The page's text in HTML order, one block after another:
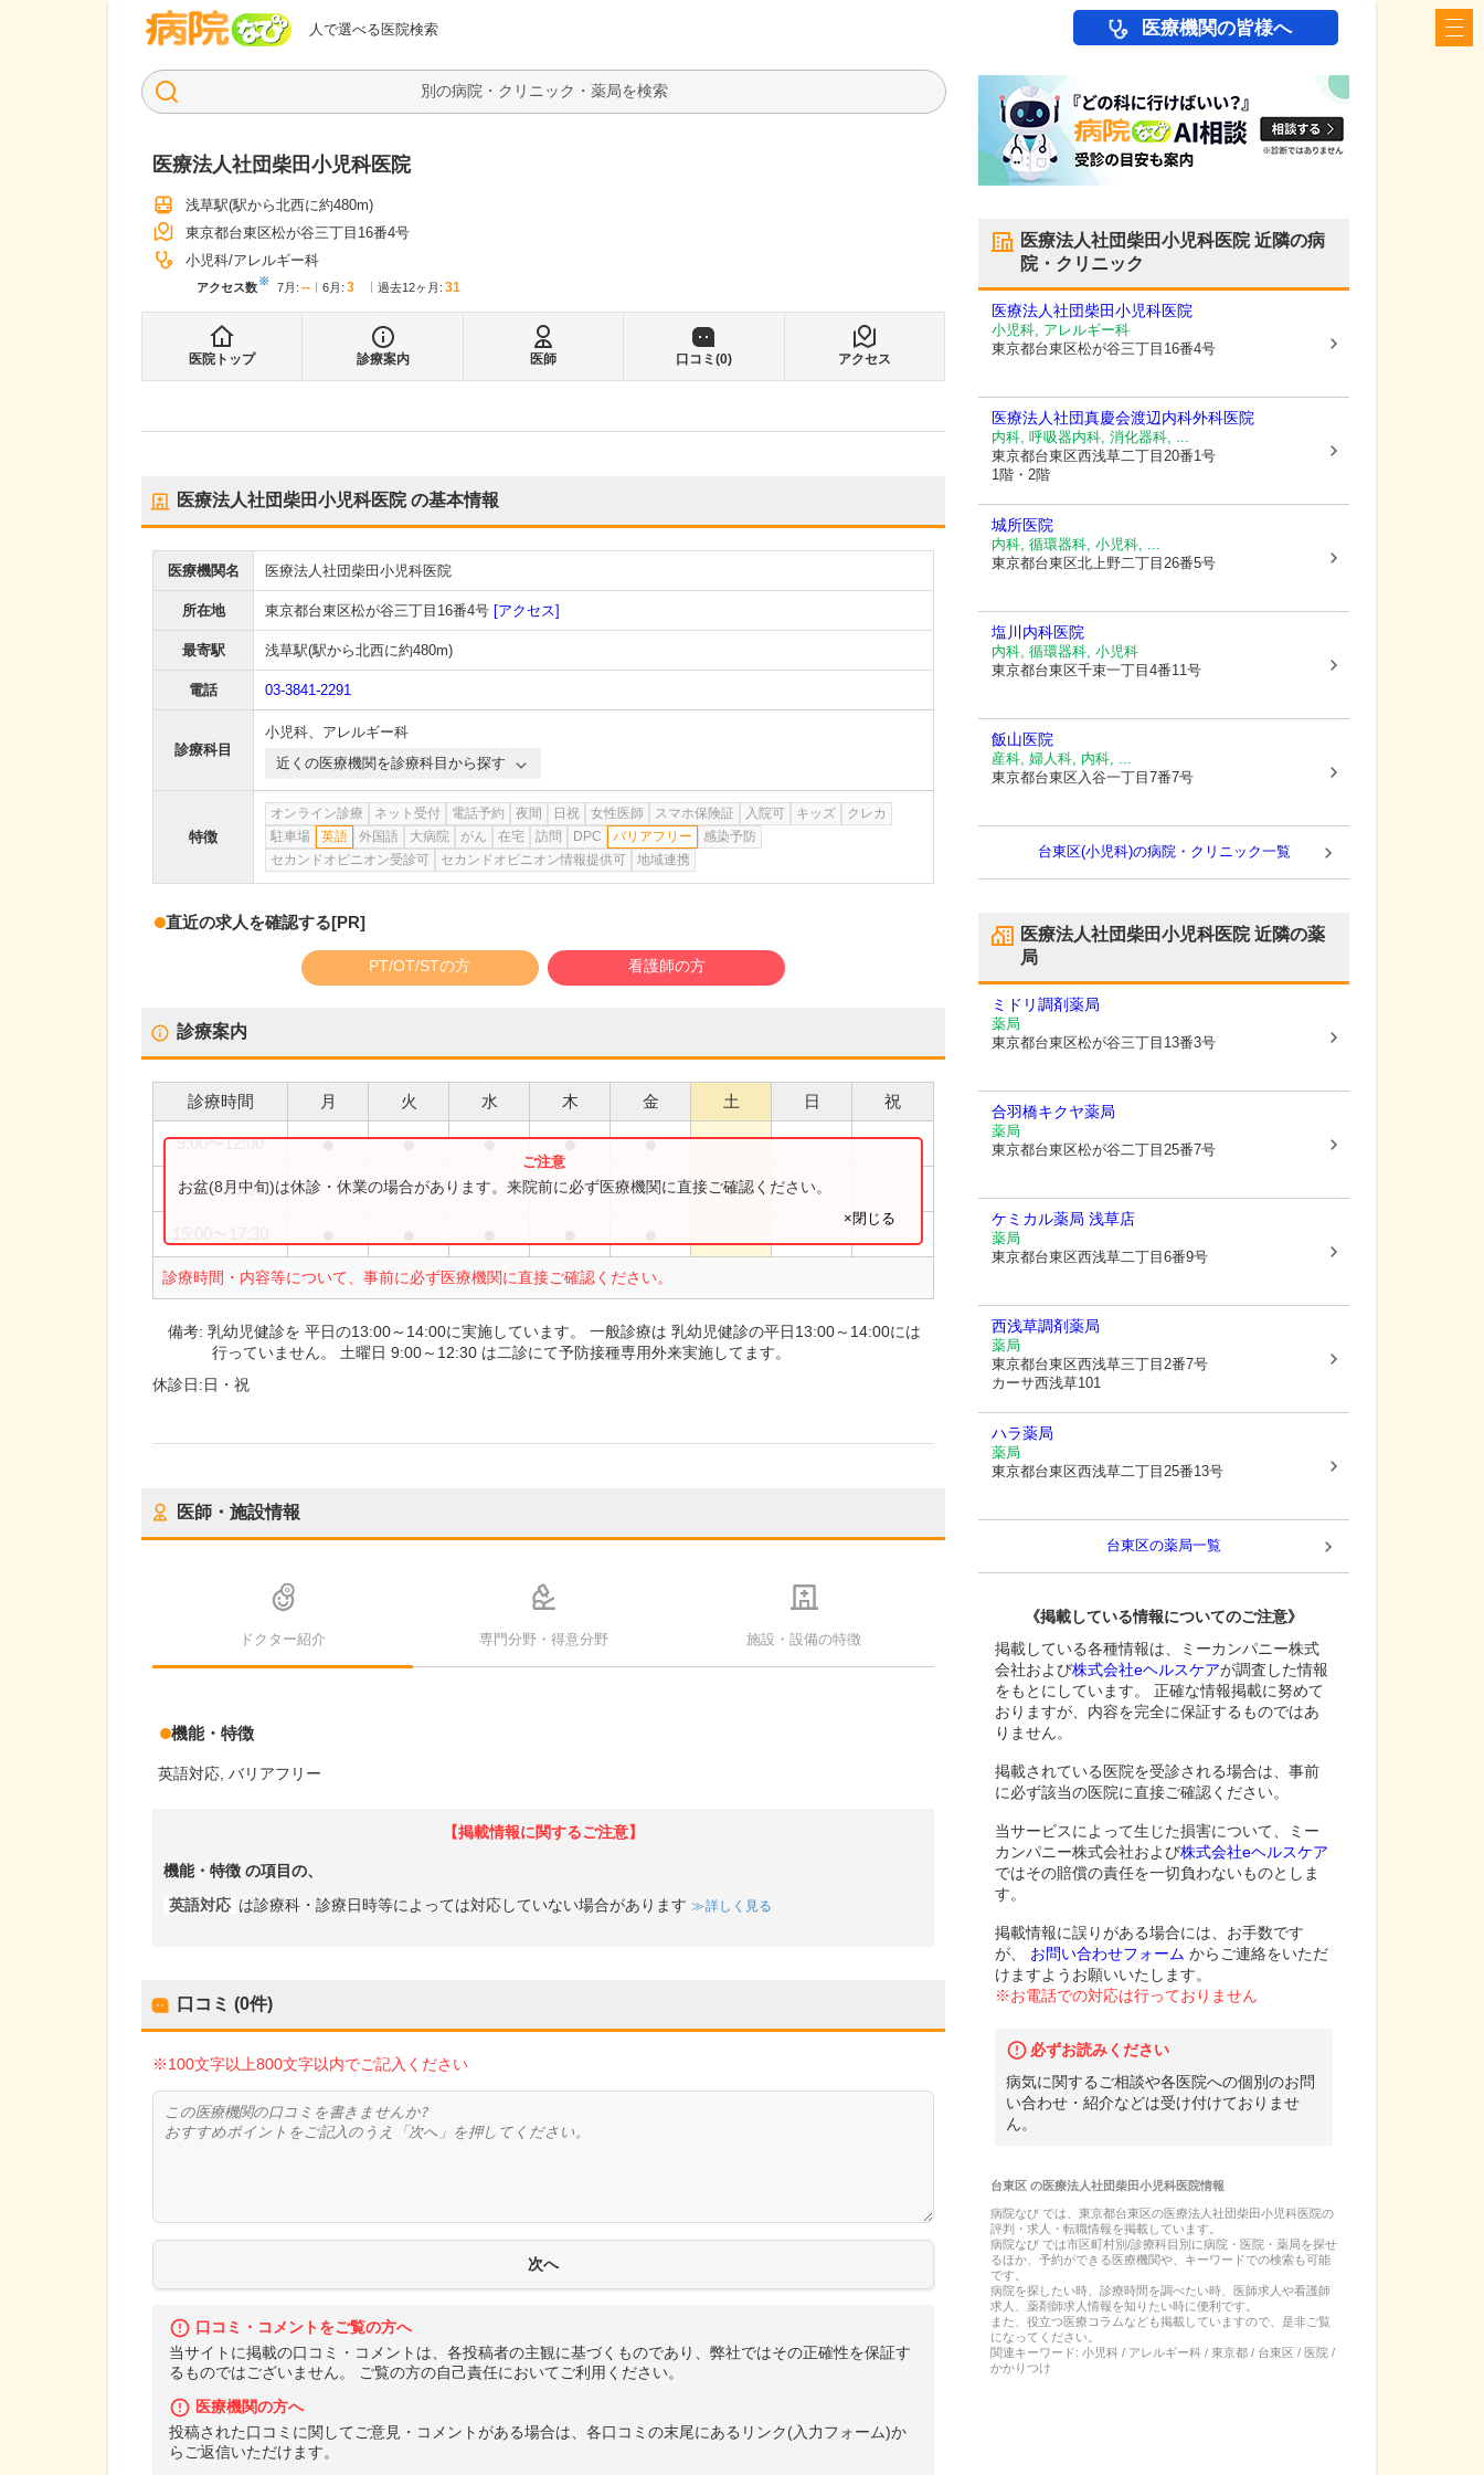
人で選べる医院検索
病院なび 医療機関の皆様へ
検索
医療法人社団柴田小児科医院
浅草駅(駅から北西に約480m)
東京都台東区松が谷三丁目16番4号
小児科 アレルギー科
アクセス数※ 7月 : -- 6月 : 3 過去12ヶ月: 31
医院トップ 診療案内 医師 口コミ(0) アクセス
医療法人社団柴田小児科医院の基本情報
医療機関名 医療法人社団柴田小児科医院
所在地 東京都台東区松が谷三丁目16番4号 [アクセス]
最寄駅 浅草駅(駅から北西に約480m)
電話 03-3841-2291
診療科目
小児科、 アレルギー科
近くの医療機関を診療科目から探す
特徴
オンライン診療 ネット受付 電話予約 夜間 日祝 女性医師 スマホ保険証 入院可 キッズ
クレカ
駐車場
英語 外国語 大病院 がん 在宅 訪問 DPC バリアフリー
感染予防
セカンドオピニオン受診可
セカンドオピニオン情報提供可 地域連携
直近の求人を確認する[PR]
PT/OT/STの方 看護師の方
診療案内
診療時間 月 火 水 木 金 土 日 祝
9:00〜12:00 ● ● ● ● ●
9:00〜13:00 ●
診療時間・内容等について、事前に必ず医療機関に直接ご確認ください。
お盆(8月中旬)は休診・休業の場合があります。来院前に必ず医療機関に直接ご確認ください。
×閉じる
備考:乳幼児健診を 平日の13:00～14:00に実施しています。 一般診療は 乳幼児健診の平日13:00～14:00には
行っていません。 土曜日 9:00～12:30 は二診にて予防接種専用外来実施してます。
休診日:日・祝
医師・施設情報
ドクター紹介 専門分野・得意分野 施設・設備の特徴
機能・特徴
英語対応 バリアフリー
【掲載情報に関するご注意】
機能・特徴 の項目の、
英語対応 は診療科・診療日時等によっては対応していない場合があります 詳しく見る
口コミ (0件)
※100文字以上800文字以内でご記入ください
口コミ・コメントをご覧の方へ
当サイトに掲載の口コミ・コメントは、各投稿者の主観に基づくものであり、弊社ではその正確性を保証す
るものではございません。 ご覧の方の自己責任においてご利用ください。
医療機関の方へ
投稿された口コミに関してご意見・コメントがある場合は、各口コミの末尾にあるリンク(入力フォーム)か
らご返信いただけます。
医療法人社団柴田小児科医院近隣の病
院・クリニック
医療法人社団柴田小児科医院
小児科, アレルギー科
東京都台東区松が谷三丁目16番4号
医療法人社団真慶会渡辺内科外科医院
内科, 呼吸器内科, 消化器科, ...
東京都台東区西浅草二丁目20番1号
1階・2階
城所医院
内科, 循環器科, 小児科, ...
東京都台東区北上野二丁目26番5号
塩川内科医院
内科, 循環器科, 小児科
東京都台東区千束一丁目4番11号
飯山医院
産科, 婦人科, 内科, ...
東京都台東区入谷一丁目7番7号
台東区(小児科)の病院・クリニック一覧
医療法人社団柴田小児科医院近隣の薬
局
ミドリ調剤薬局
薬局
東京都台東区松が谷三丁目13番3号
合羽橋キクヤ薬局
薬局
東京都台東区松が谷二丁目25番7号
ケミカル薬局 浅草店
薬局
東京都台東区西浅草二丁目6番9号
西浅草調剤薬局
薬局
東京都台東区西浅草三丁目2番7号
カーサ西浅草101
ハラ薬局
薬局
東京都台東区西浅草二丁目25番13号
台東区の薬局一覧
《掲載している情報についてのご注意》
掲載している各種情報は、ミーカンパニー株式
会社および株式会社eヘルスケアが調査した情報
をもとにしています。 正確な情報掲載に努めて
おりますが、内容を完全に保証するものではあ
りません。
掲載されている医院を受診される場合は、事前
に必ず該当の医院に直接ご確認ください。
当サービスによって生じた損害について、ミー
カンパニー株式会社および株式会社eヘルスケア
ではその賠償の責任を一切負わないものとしま
す。
掲載情報に誤りがある場合には、お手数です
が、
お問い合わせフォーム からご連絡をいただ
けますようお願いいたします。
※お電話での対応は行っておりません
必ずお読みください
病気に関するご相談や各医院への個別のお問
い合わせ・紹介などは受け付けておりませ
ん。
台東区の医療法人社団柴田小児科医院情報
病院なび では、 東京都台東区の医療法人社団柴田小児科医院の
評判・求人・転職情報を掲載しています。
病院なび では市区町村別/診療科目別に病院・医院・薬局を探せ
るほか、予約ができる医療機関や、キーワードでの検索も可能
です。
病院を探したい時、診療時間を調べたい時、医師求人や看護師
求人、薬剤師求人情報を知りたい時に便利です。
また、役立つ医療コラムなども掲載していますので、是非ご覧
になってください。
関連キーワード: 小児科 / アレルギー科 / 東京都 / 台東区 / 医院 /
かかりつけ